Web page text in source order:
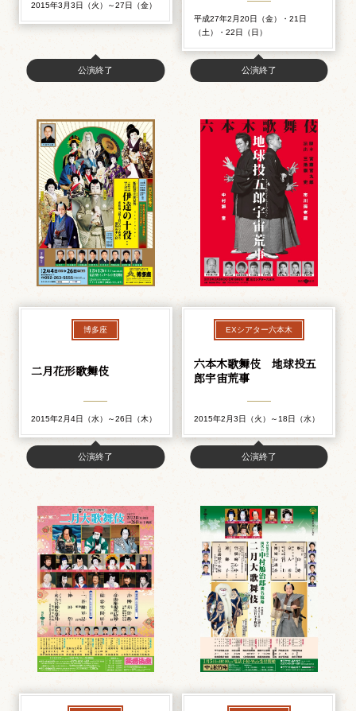
2015年3月3日（火）～27日（金）
公演終了
平成27年2月20日（金）・21日
（土）・22日（日）
公演終了
博多座
二月花形歌舞伎
2015年2月4日（水）～26日（木）
公演終了
EXシアター六本木
六本木歌舞伎 地球投五
郎宇宙荒事
2015年2月3日（火）～18日（水）
公演終了